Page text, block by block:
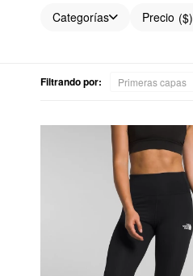
Categorías Precio ($)
Filtrando por: Primeras capas